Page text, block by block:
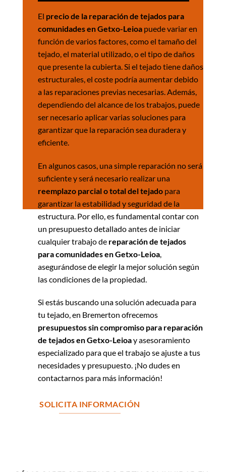
El precio de la reparación de tejados para
comunidades en Getxo-Leioa puede variar en
función de varios factores, como el tamaño del
tejado, el material utilizado, o el tipo de daños
que presente la cubierta. Si el tejado tiene daños
estructurales, el coste podría aumentar debido
a las reparaciones previas necesarias. Además,
dependiendo del alcance de los trabajos, puede
ser necesario aplicar varias soluciones para
garantizar que la reparación sea duradera y
eficiente.
En algunos casos, una simple reparación no será
suficiente y será necesario realizar una
reemplazo parcial o total del tejado para
garantizar la estabilidad y seguridad de la
estructura. Por ello, es fundamental contar con
un presupuesto detallado antes de iniciar
cualquier trabajo de reparación de tejados
para comunidades en Getxo-Leioa
asegurándose de elegir la mejor solución según
las condiciones de la propiedad.
Si estás buscando una solución adecuada para
tu tejado, en Bremerton ofrecemos
presupuestos sin compromiso para reparación
de tejados en Getxo-Leioay asesoramiento
especializado para que el trabajo se ajuste a tus
necesidades y presupuesto. ¡No dudes en
contactarnos para más información!
SOLICITA INFORMACIÓN